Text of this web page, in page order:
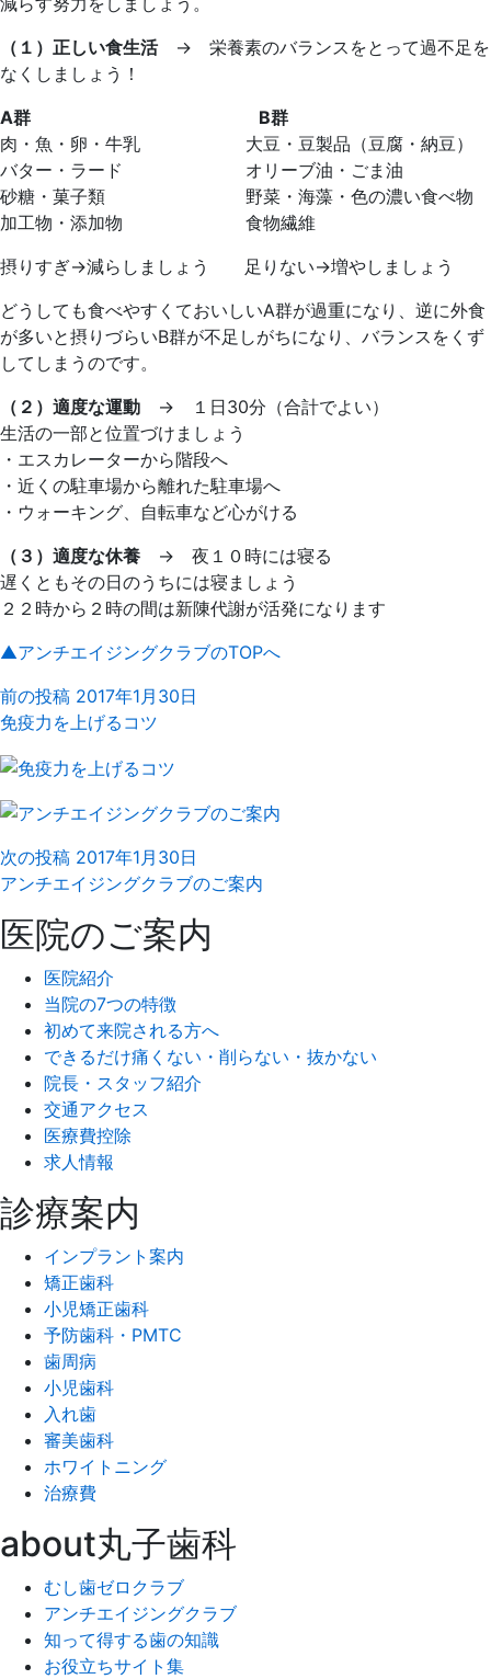
（１）正しい食生活→ 栄養素のバランスをとって過不足を
なくしましょう！
A群
B群
肉・魚・卵・牛乳 大豆・豆製品（豆腐・納豆）
バター・ラード オリーブ油・ごま油
砂糖・菓子類 野菜・海藻・色の濃い食べ物
加工物・添加物 食物繊維
摂りすぎ→減らしましょう 足りない→増やしましょう
どうしても食べやすくておいしいA群が過重になり、逆に外食
が多いと摂りづらいB群が不足しがちになり、バランスをくず
してしまうのです。
（２）適度な運動 → １日30分（合計でよい）
生活の一部と位置づけましょう
・エスカレーターから階段へ
・近くの駐車場から離れた駐車場へ
・ウォーキング、自転車など心がける
（３）適度な休養 → 夜１０時には寝る
遅くともその日のうちには寝ましょう
２２時から２時の間は新陳代謝が活発になります
▲アンチエイジングクラブのTOPへ
前の投稿 2017年1月30日
免疫力を上げるコツ
次の投稿 2017年1月30日
アンチエイジングクラブのご案内
医院のご案内
医院紹介
当院の7つの特徴
初めて来院される方へ
できるだけ痛くない・削らない・抜かない
院長・スタッフ紹介
交通アクセス
医療費控除
求人情報
診療案内
インプラント案内
矯正歯科
小児矯正歯科
予防歯科・PMTC
歯周病
小児歯科
入れ歯
審美歯科
ホワイトニング
治療費
about丸子歯科
むし歯ゼロクラブ
アンチエイジングクラブ
知って得する歯の知識
お役立ちサイト集